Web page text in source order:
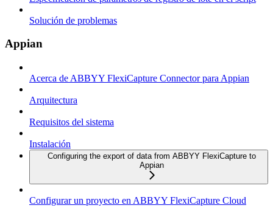
Solución de problemas
Appian
Acerca de ABBYY FlexiCapture Connector para Appian
Arquitectura
Requisitos del sistema
Instalación
Configuring the export of data from ABBYY FlexiCapture to
Appian
Configurar un proyecto en ABBYY FlexiCapture Cloud